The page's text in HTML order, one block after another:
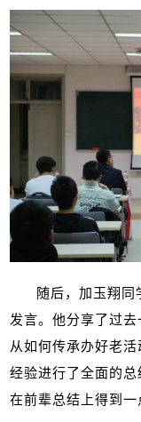
随后，加玉翔
发言。他分享了过
从如何传承办好老
经验进行了全面的
在前辈总结上得到一